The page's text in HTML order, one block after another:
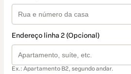
Endereço linha 2 (Opcional)
Ex.: Apartamento B2, segundo andar.